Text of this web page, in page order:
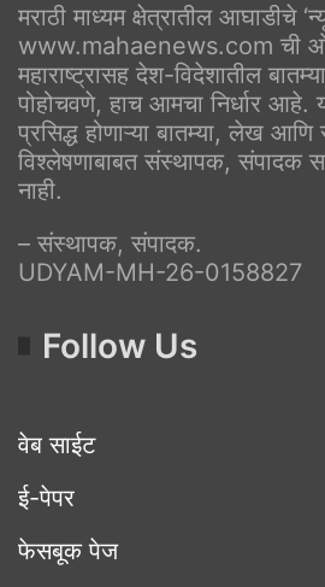
मराठी माध्यम क्षेत्रातील आघाडीचे
www.mahaenews.com ची
महाराष्ट्रासह देश-विदेशातील
पोहोचवणे, हाच आमचा निर्धार
प्रसिद्ध होणाऱ्या बातम्या, लेख आणि
विश्लेषणाबाबत संस्थापक,
नाही.
– संस्थापक, संपादक.
UDYAM-MH-26-0158827
Follow Us
वेब साईट
ई-पेपर
फेसबूक पेज